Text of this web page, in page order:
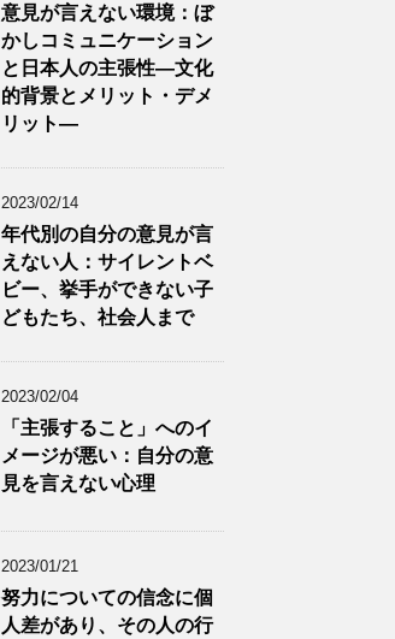
意見が言えない環境：ぼ
かしコミュニケーション
と日本人の主張性―文化
的背景とメリット・デメ
リット―
2023/02/14
年代別の自分の意見が言
えない人：サイレントベ
ビー、挙手ができない子
どもたち、社会人まで
2023/02/04
「主張すること」へのイ
メージが悪い：自分の意
見を言えない心理
2023/01/21
努力についての信念に個
人差があり、その人の行